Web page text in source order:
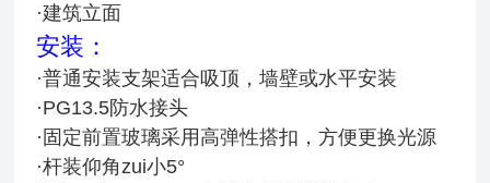
·建筑立面
安装：
·普通安装支架适合吸顶，墙壁或水平安装
·PG13.5防水接头
·固定前置玻璃采用高弹性搭扣，方便更换光源
·杆装仰角zui小5°